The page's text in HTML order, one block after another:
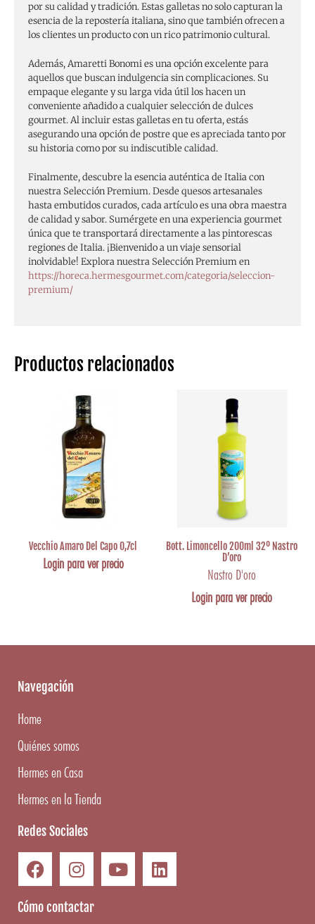
Productos relacionados
Vecchio Amaro Del Capo 0,7cl
Login para ver precio
Bott. Limoncello 200ml 32º Nastro
D’oro
Nastro D'oro
Login para ver precio
por su calidad y tradición. Estas galletas no solo capturan la
esencia de la repostería italiana, sino que también ofrecen a
los clientes un producto con un rico patrimonio cultural.
Además, Amaretti Bonomi es una opción excelente para
aquellos que buscan indulgencia sin complicaciones. Su
empaque elegante y su larga vida útil los hacen un
conveniente añadido a cualquier selección de dulces
gourmet. Al incluir estas galletas en tu oferta, estás
asegurando una opción de postre que es apreciada tanto por
su historia como por su indiscutible calidad.
Finalmente, descubre la esencia auténtica de Italia con
nuestra Selección Premium. Desde quesos artesanales
hasta embutidos curados, cada artículo es una obra maestra
de calidad y sabor. Sumérgete en una experiencia gourmet
única que te transportará directamente a las pintorescas
regiones de Italia. ¡Bienvenido a un viaje sensorial
inolvidable! Explora nuestra Selección Premium en
https://horeca.hermesgourmet.com/categoria/seleccion-
premium/
Navegación
Home
Quiénes somos
Hermes en Casa
Hermes en la Tienda
Redes Sociales
Cómo contactar